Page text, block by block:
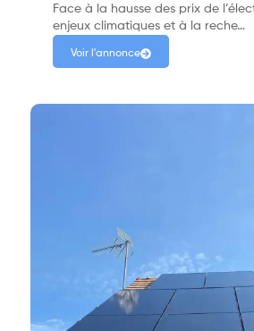
Face à la hausse des prix de
enjeux climatiques et à la reche…
Voir l'annonce